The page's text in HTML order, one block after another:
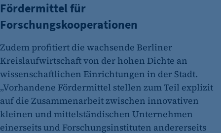
Fördermittel für
Forschungskooperationen
Zudem profitiert die wachsende Berliner
Kreislaufwirtschaft von der hohen Dichte an
wissenschaftlichen Einrichtungen in der Stadt.
„Vorhandene Fördermittel stellen zum Teil explizit
auf die Zusammenarbeit zwischen innovativen
kleinen und mittelständischen Unternehmen
einerseits und Forschungsinstituten andererseits